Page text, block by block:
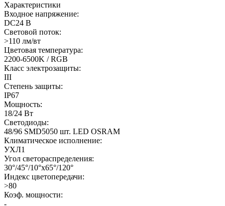
Характеристики
Входное напряжение:
DC24 В
Световой поток:
>110 лм/вт
Цветовая температура:
2200-6500K / RGB
Класс электрозащиты:
III
Степень защиты:
IP67
Мощность:
18/24 Вт
Светодиоды:
48/96 SMD5050 шт. LED OSRAM
Климатическое исполнение:
УХЛ1
Угол светораспределения:
30°/45°/10°x65°/120°
Индекс цветопередачи:
>80
Коэф. мощности:
-